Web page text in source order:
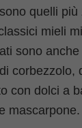
quelli più
mieli
sono
corbezzolo,
con dolci a
mascarpone.